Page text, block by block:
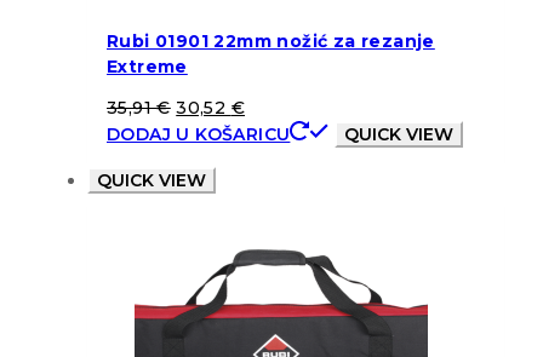
Rubi 01901 22mm nožić za rezanje
Extreme
35,91€ 30,52 €
DODAJ U KOŠARICU
QUICK VIEW
QUICK VIEW